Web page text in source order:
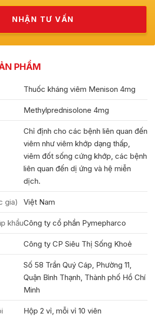
PHẨM
Thuốc kháng viêm Menison 4mg
Methylprednisolone 4mg
Chỉ định cho các bệnh liên quan đến
viêm như viêm khớp dạng thấp,
viêm đốt sống cứng khớp, các bệnh
liên quan đến dị ứng và hệ miễn
dịch.
gia) Việt Nam
khẩuCông ty cổ phần Pymepharco
Công ty CP Siêu Thị Sống Khoẻ
Số 58 Trần Quý Cáp, Phường 11,
Quận Bình Thạnh, Thành phố Hồ Chí
Minh
Hộp 2 vỉ, mỗi vỉ 10 viên